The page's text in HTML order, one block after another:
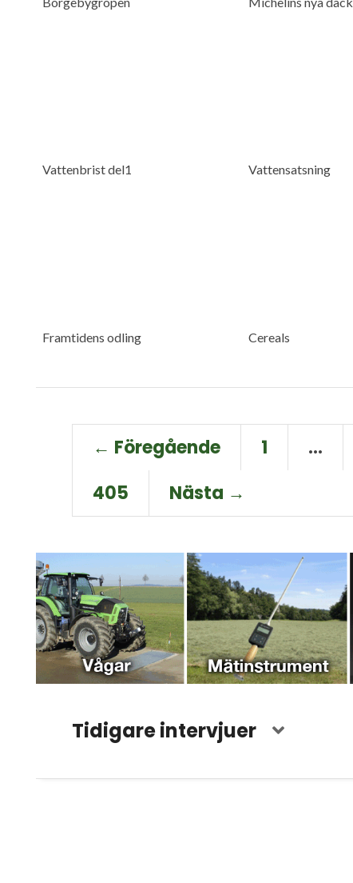
Vattenbrist del1 Vattensatsning
Framtidens odling Cereals
← Föregående 1 …
405
Nästa →
Tidigare intervjuer